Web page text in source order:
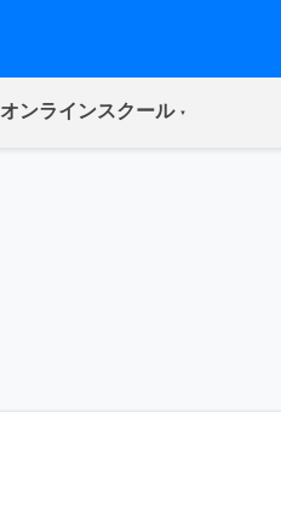
オンラインスクール(current)